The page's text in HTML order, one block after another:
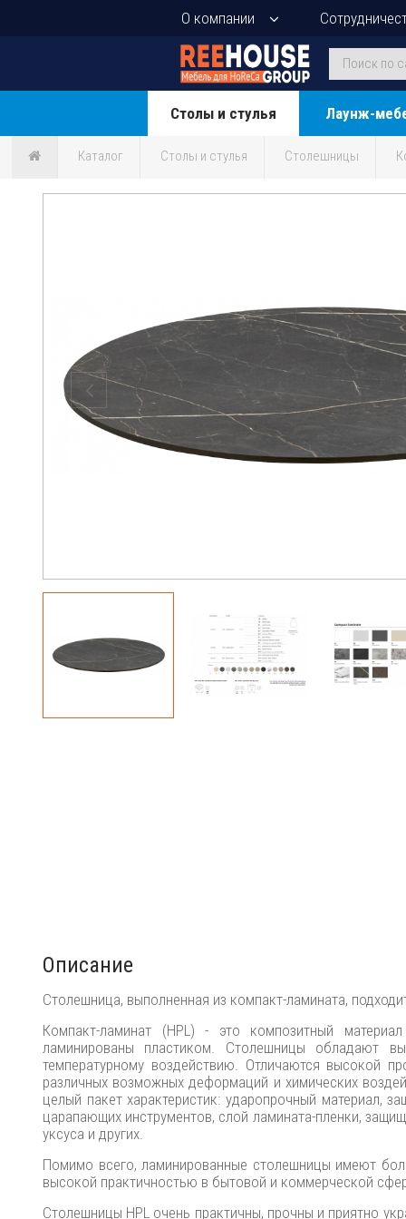
О компании
Столы и стулья Лаунж-
Каталог Столы и стулья Столешницы
Описание
Столешница, выполненная из компакт-ламината,
Компакт-ламинат (HPL) - это композитный
ламинированы пластиком. Столешницы обладают
температурному воздействию. Отличаются высокой
различных возможных деформаций и химических
целый пакет характеристик: ударопрочный материал,
царапающих инструментов, слой ламината-пленки,
уксуса и других.
Помимо всего, ламинированные столешницы имеют
высокой практичностью в бытовой и коммерческой
Столешницы HPL очень практичны, прочны и приятно